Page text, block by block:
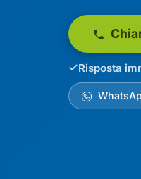
Risposta